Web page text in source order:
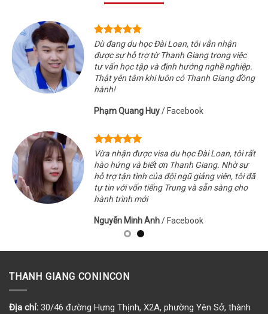
Dù đang du học Đài Loan, tôi vẫn nhận
được sự hỗ trợ từ Thanh Giang trong việc
tư vấn học tập và định hướng nghề nghiệp.
Thật yên tâm khi luôn có Thanh Giang đồng
hành!
Phạm Quang Huy / Facebook
Vừa nhận được visa du học Đài Loan, tôi rất
hào hứng và biết ơn Thanh Giang. Nhờ sự
hỗ trợ tận tình của đội ngũ giảng viên, tôi đã
tự tin với vốn tiếng Trung và sẵn sàng cho
hành trình mới
Nguyễn Minh Anh / Facebook
THANH GIANG CONINCON
Địa chỉ: 30/46 đường Hưng Thịnh, X2A, phường Yên Sở, thành